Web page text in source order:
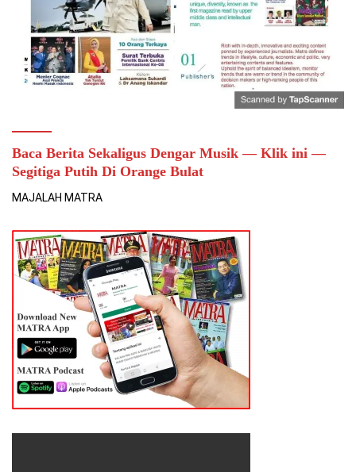
Baca Berita Sekaligus Dengar Musik — Klik ini —
Segitiga Putih Di Orange Bulat
MAJALAH MATRA